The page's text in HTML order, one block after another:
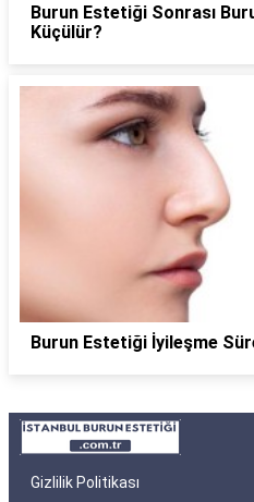
Burun Estetiği Sonrası
Küçülür?
Burun Estetiği İyileşme
Gizlilik Politikası